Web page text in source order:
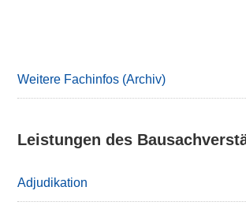
Weitere Fachinfos (Archiv)
Leistungen des
Adjudikation